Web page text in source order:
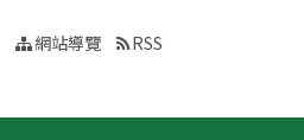
網站導覽 RSS